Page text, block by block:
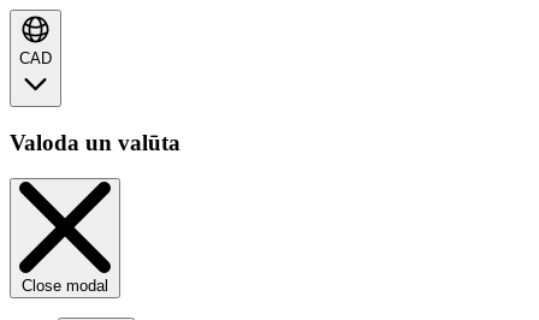
CAD
Valoda un valūta
Close modal